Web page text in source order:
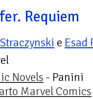
Requiem
e Esad
Novels - Panini
Marvel Comics